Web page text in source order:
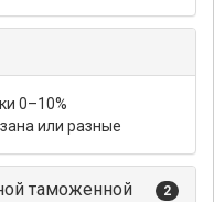
0–10%
или разные
таможенной
2